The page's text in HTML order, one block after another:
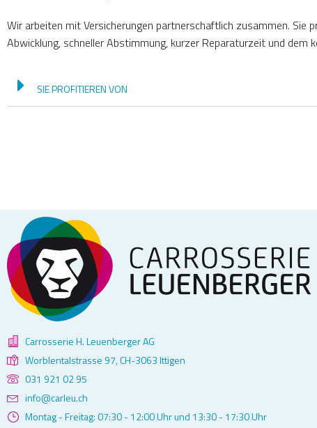
Wir arbeiten mit Versicherungen partnerschaftlich zusammen. Sie
Abwicklung, schneller Abstimmung, kurzer Reparaturzeit und
SIE PROFITIEREN VON
Carrosserie H. Leuenberger AG
Worblentalstrasse 97, CH-3063 Ittigen
031 921 02 95
info@carleu.ch
Montag - Freitag: 07:30 - 12:00 Uhr und 13:30 - 17:30 Uhr